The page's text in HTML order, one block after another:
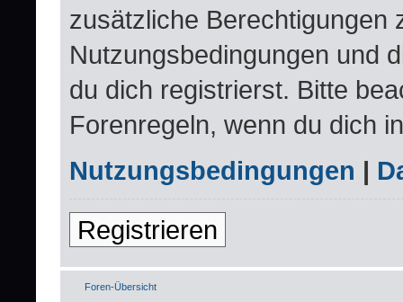
zusätzliche Berechtigungen
Nutzungsbedingungen und
du dich registrierst. Bitte
Forenregeln, wenn du dich
Nutzungsbedingungen |
Registrieren
Foren-Übersicht